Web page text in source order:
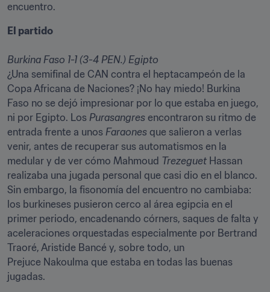
encuentro.
Burkina Faso 1-1 (3-4 PEN.) Egipto
¿Una semifinal de CAN contra el heptacampeón de la
Copa Africana de Naciones? ¡No hay miedo! Burkina
Faso no se dejó impresionar por lo que estaba en juego,
ni por Egipto. Los Purasangres encontraron su ritmo de
entrada frente a unos Faraones que salieron a verlas
venir, antes de recuperar sus automatismos en la
medular y de ver cómo Mahmoud Trezeguet Hassan
realizaba una jugada personal que casi dio en el blanco.
Sin embargo, la fisonomía del encuentro no cambiaba:
los burkineses pusieron cerco al área egipcia en el
primer periodo, encadenando córners, saques de falta y
aceleraciones orquestadas especialmente por Bertrand
Traoré, Aristide Bancé y, sobre todo, un
Prejuce Nakoulma que estaba en todas las buenas
jugadas.